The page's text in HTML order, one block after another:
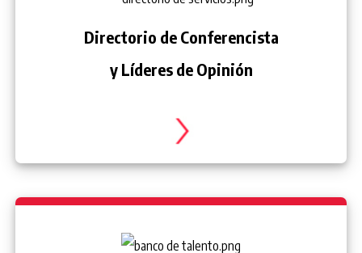
Directorio de Conferencista
y Líderes de Opinión